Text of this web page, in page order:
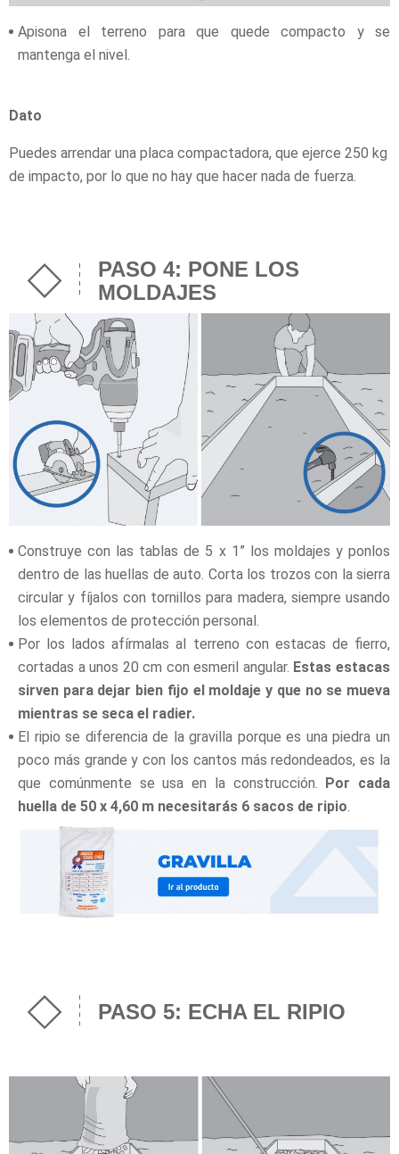
Apisona el terreno para que quede compacto y se
mantenga el nivel.
Dato
Puedes arrendar una placa compactadora, que ejerce 250 kg
de impacto, por lo que no hay que hacer nada de fuerza
PASO 4: PONE LOS
MOLDAJES
Construye con las tablas de 5 x 1” los moldajes y ponlos
dentro de las huellas de auto. Corta los trozos con la sierra
circular y fíjalos con tornillos para madera, siempre usando
los elementos de protección personal.
Por los lados afírmalas al terreno con estacas de fierro,
cortadas a unos 20 cm con esmeril angular. Estas estacas
sirven para dejar bien fijo el moldaje y que no se mueva
mientras se seca el radier.
El ripio se diferencia de la gravilla porque es una piedra un
poco más grande y con los cantos más redondeados, es la
que comúnmente se usa en la construcción.
Por cada
huella de 50 x 4,60 m necesitarás 6 sacos de ripio.
PASO 5: ECHA EL RIPIO